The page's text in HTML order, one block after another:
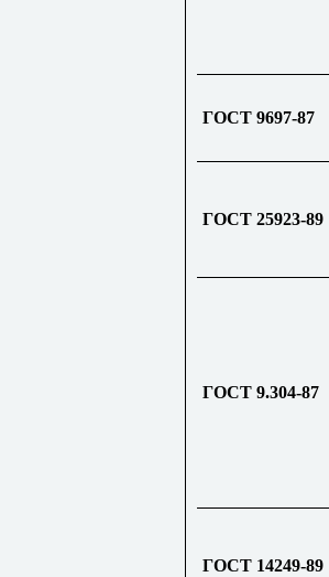
ГОСТ 9697-87
ГОСТ 25923-89
ГОСТ 9.304-87
ГОСТ 14249-89